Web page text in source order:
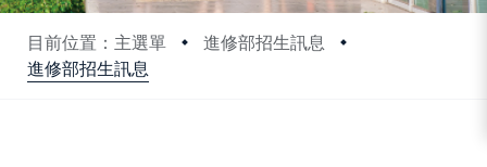
目前位置：主選單
進修部招生訊息
進修部招生訊息